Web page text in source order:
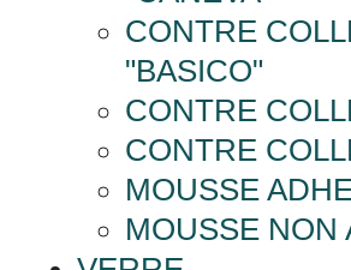
CONTRE
"BASICO"
CONTRE
CONTRE
MOUSSE
MOUSSE NON